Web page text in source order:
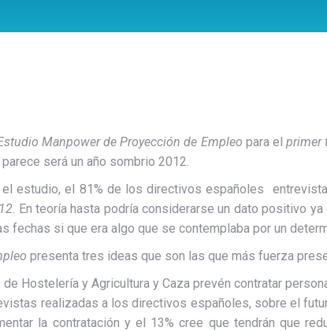
Manpower de Proyección de Empleo para elprimer
será un año sombrio 2012.
estudio, el 81% de los directivos españoles
. En teoría hasta podría considerarse un dato positivo
fechas si que era algo que se contemplaba por un
presenta tres ideas que son las que más fuerza
Hostelería y Agricultura y Caza prevén contratar
realizadas a los directivos españoles, sobre el
la contratación y el 13% cree que tendrán que